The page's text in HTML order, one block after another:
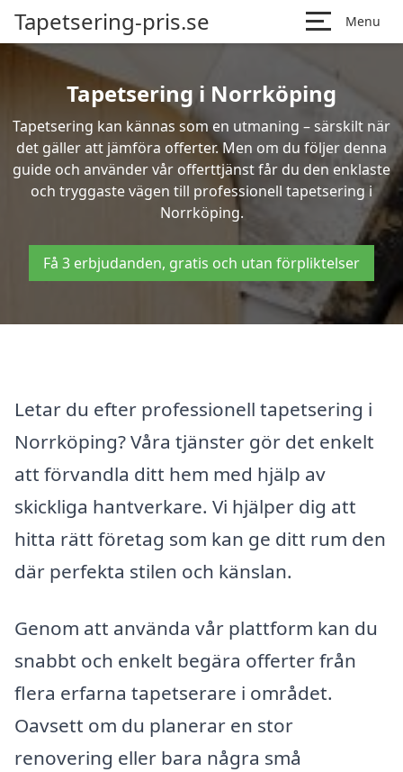
Tapetsering-pris.se Menu
Tapetsering i Norrköping
Tapetsering kan kännas som en utmaning – särskilt när
det gäller att jämföra offerter. Men om du följer denna
guide och använder vår offerttjänst får du den enklaste
och tryggaste vägen till professionell tapetsering i
Norrköping.
Få 3 erbjudanden, gratis och utan förpliktelser
Letar du efter professionell tapetsering i
Norrköping? Våra tjänster gör det enkelt
att förvandla ditt hem med hjälp av
skickliga hantverkare. Vi hjälper dig att
hitta rätt företag som kan ge ditt rum den
där perfekta stilen och känslan.
Genom att använda vår plattform kan du
snabbt och enkelt begära offerter från
flera erfarna tapetserare i området.
Oavsett om du planerar en stor
renovering eller bara några små